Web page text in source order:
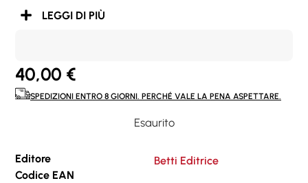
LEGGI DI PIÙ
40,00 €
SPEDIZIONI ENTRO 8 GIORNI. PERCHÉ VALE LA PENA ASPETTARE.
Esaurito
Editore
Betti Editrice
Codice EAN